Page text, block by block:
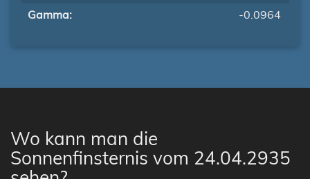
Gamma:
-0.0964
Wo kann man die
Sonnenfinsternis vom 24.04.2935